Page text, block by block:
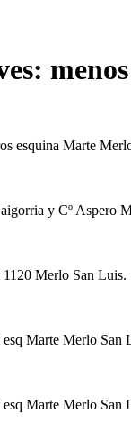
esquina Marte
y Cº Aspero
1120 Merlo San
Marte Merlo San
Marte Merlo San